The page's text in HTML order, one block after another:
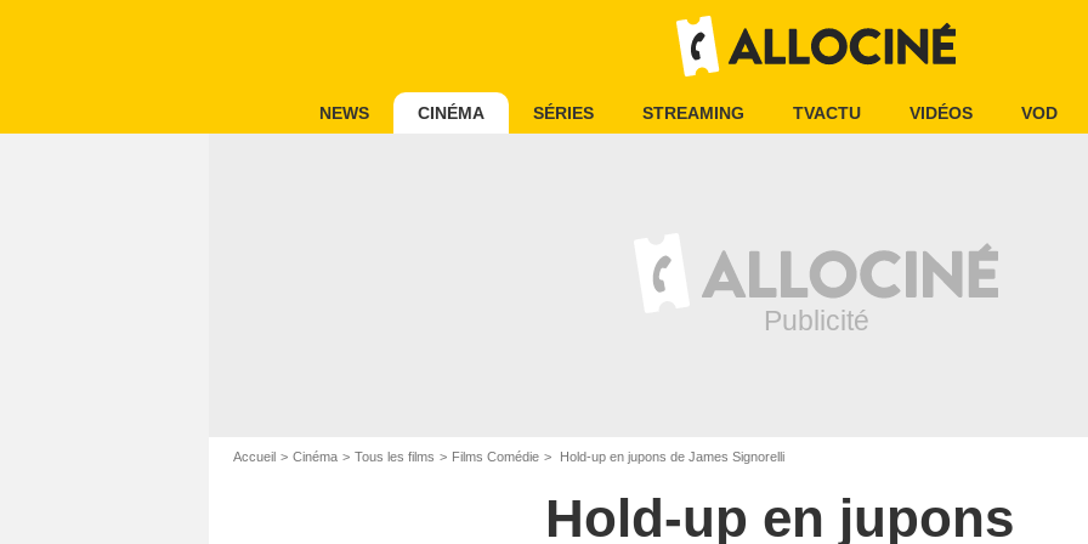
NEWS CINÉMA SÉRIES STREAMING TVACTU VIDÉOS VOD
Accueil Cinéma Tous les films Films Comédie Hold-up en jupons de James Signorelli
Hold-up en jupons